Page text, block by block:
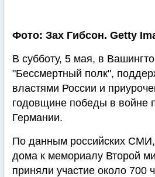
Фото: Зах Гибсон. Getty
В субботу, 5 мая, в
"Бессмертный полк",
властями России и
годовщине победы в войне
Германии.
По данным российских
дома к мемориалу Второй
приняли участие около 700